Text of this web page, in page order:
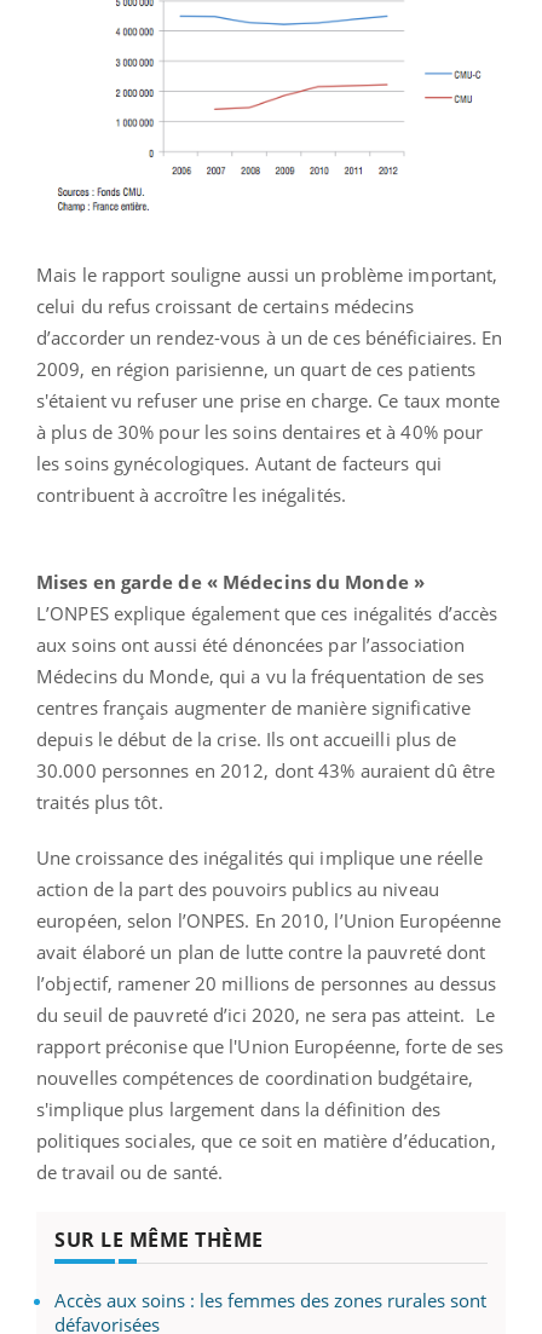
Mais le rapport souligne aussi un problème important,
celui du refus croissant de certains médecins
d’accorder un rendez-vous à un de ces bénéficiaires. En
2009, en région parisienne, un quart de ces patients
s'étaient vu refuser une prise en charge. Ce taux monte
à plus de 30% pour les soins dentaires et à 40% pour
les soins gynécologiques. Autant de facteurs qui
contribuent à accroître les inégalités.
Mises en garde de « Médecins du Monde »
L’ONPES explique également que ces inégalités d’accès
aux soins ont aussi été dénoncées par l’association
Médecins du Monde, qui a vu la fréquentation de ses
centres français augmenter de manière significative
depuis le début de la crise. Ils ont accueilli plus de
30.000 personnes en 2012, dont 43% auraient dû être
traités plus tôt.
Une croissance des inégalités qui implique une réelle
action de la part des pouvoirs publics au niveau
européen, selon l’ONPES. En 2010, l’Union Européenne
avait élaboré un plan de lutte contre la pauvreté dont
l’objectif, ramener 20 millions de personnes au dessus
du seuil de pauvreté d’ici 2020, ne sera pas atteint. Le
rapport préconise que l'Union Européenne, forte de ses
nouvelles compétences de coordination budgétaire,
s'implique plus largement dans la définition des
politiques sociales, que ce soit en matière d’éducation,
de travail ou de santé.
SUR LE MÊME THÈME
Accès aux soins : les femmes des zones rurales sont
défavorisées